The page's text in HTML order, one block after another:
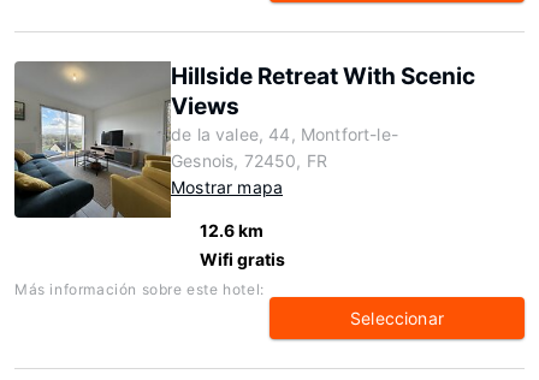
Hillside Retreat With Scenic
Views
de la valee, 44, Montfort-le-
Gesnois, 72450, FR
Mostrar mapa
12.6 km
Wifi gratis
Más información sobre este hotel:
Seleccionar